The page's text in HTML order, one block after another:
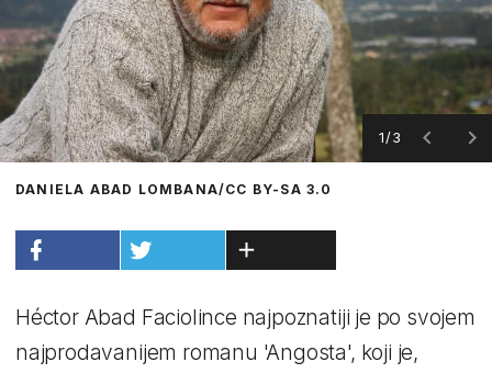
1/3
DANIELA ABAD LOMBANA/CC BY-SA 3.0
Héctor Abad Faciolince najpoznatiji je po svojem
najprodavanijem romanu 'Angosta', koji je,